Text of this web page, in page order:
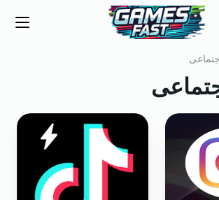
جيم فاست